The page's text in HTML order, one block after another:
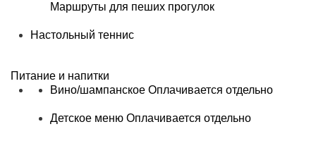
Маршруты для пеших прогулок
Настольный теннис
Питание и напитки
Вино/шампанское Оплачивается отдельно
Детское меню Оплачивается отдельно